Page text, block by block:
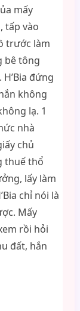
mấy
tấp vào
trước làm
bê tông
đứng
không
lạ. 1
nhà
chủ
thuế thổ
lấy làm
chỉ nói là
Mấy
rồi hỏi
đất, hắn